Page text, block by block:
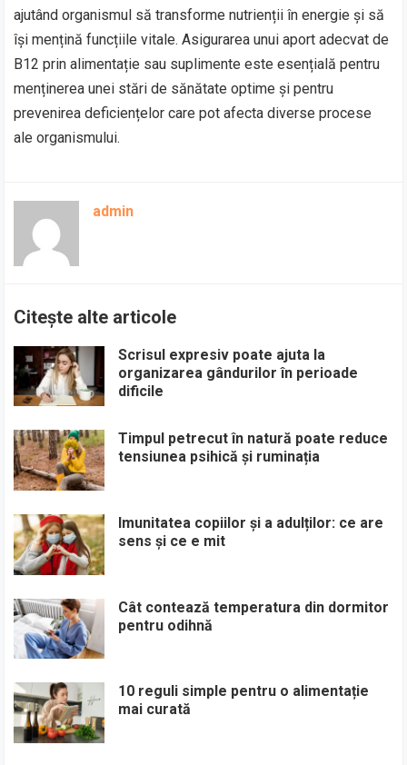
ajutând organismul să transforme nutrienții în energie și să
își mențină funcțiile vitale. Asigurarea unui aport adecvat de
B12 prin alimentație sau suplimente este esențială pentru
menținerea unei stări de sănătate optime și pentru
prevenirea deficiențelor care pot afecta diverse procese
ale organismului.
admin
Citește alte articole
Scrisul expresiv poate ajuta la
organizarea gândurilor în perioade
dificile
Timpul petrecut în natură poate reduce
tensiunea psihică și ruminația
Imunitatea copiilor și a adulților: ce are
sens și ce e mit
Cât contează temperatura din dormitor
pentru odihnă
10 reguli simple pentru o alimentație
mai curată